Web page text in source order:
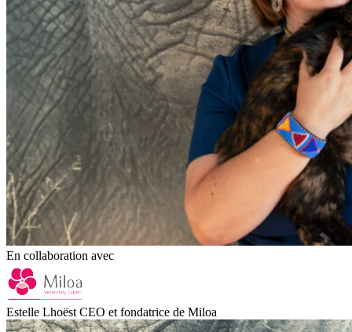
En collaboration avec
Estelle Lhoëst CEO et fondatrice de Miloa